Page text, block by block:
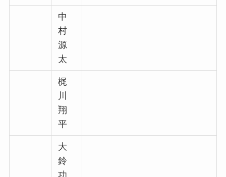
中
村
源
太
梶
川
翔
平
大
鈴